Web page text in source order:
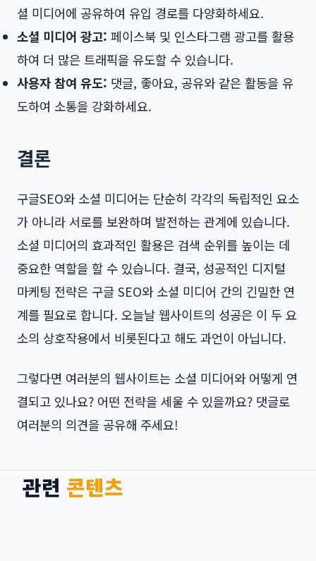
셜 미디어에 공유하여 유입 경로를 다양화하세요.
소셜 미디어 광고: 페이스북 및 인스타그램 광고를 활용
하여 더 많은 트래픽을 유도할 수 있습니다.
사용자 참여 유도: 댓글, 좋아요, 공유와 같은 활동을 유
도하여 소통을 강화하세요.
결론
구글SEO와 소셜 미디어는 단순히 각각의 독립적인 요소
가 아니라 서로를 보완하며 발전하는 관계에 있습니다.
소셜 미디어의 효과적인 활용은 검색 순위를 높이는 데
중요한 역할을 할 수 있습니다. 결국, 성공적인 디지털
마케팅 전략은 구글 SEO와 소셜 미디어 간의 긴밀한 연
계를 필요로 합니다. 오늘날 웹사이트의 성공은 이 두 요
소의 상호작용에서 비롯된다고 해도 과언이 아닙니다.
그렇다면 여러분의 웹사이트는 소셜 미디어와 어떻게 연
결되고 있나요? 어떤 전략을 세울 수 있을까요? 댓글로
여러분의 의견을 공유해 주세요!
관련 콘텐츠